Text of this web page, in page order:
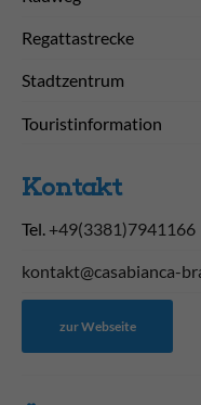
Regattastrecke
Stadtzentrum
Touristinformation
Kontakt
Tel. +49(3381)7941166
kontakt@casabianca-
zur Webseite